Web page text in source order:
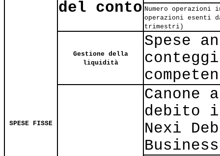
SPESE FISSE
del conto Numero operazioni
operazioni
trimestri)
Gestione della
liquidità
Spese
Canone
debito
Nexi
Business